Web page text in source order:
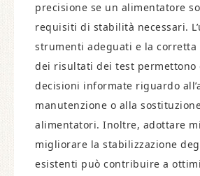
precisione se un alimentatore
requisiti di stabilità necessari.
strumenti adeguati e la
dei risultati dei test permettono
decisioni informate riguardo
manutenzione o alla
alimentatori. Inoltre, adottare
migliorare la stabilizzazione
esistenti può contribuire a